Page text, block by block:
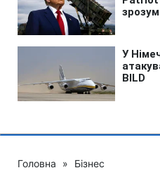
Головна » Бізнес